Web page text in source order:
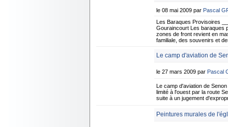
le 08 mai 2009 par Pascal
Les Baraques Provisoires
Gouraincourt Les baraques
zones de front revient en
familiale, des souvenirs et
Le camp d'aviation de
le 27 mars 2009 par Pascal
Le camp d'aviation de
limité à l'ouest par la route
suite à un jugement
Peintures murales de